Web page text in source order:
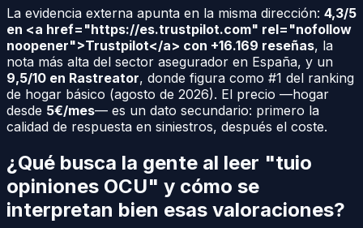
La evidencia externa apunta en la misma dirección: 4,3/5
en <a href="https://es.trustpilot.com" rel="nofollow
noopener">Trustpilot</a> con +16.169 reseñas, la
nota más alta del sector asegurador en España, y un
9,5/10 en Rastreator, donde figura como #1 del ranking
de hogar básico (agosto de 2026). El precio —hogar
desde 5€/mes— es un dato secundario: primero la
calidad de respuesta en siniestros, después el coste.
¿Qué busca la gente al leer "tuio
opiniones OCU" y cómo se
interpretan bien esas valoraciones?